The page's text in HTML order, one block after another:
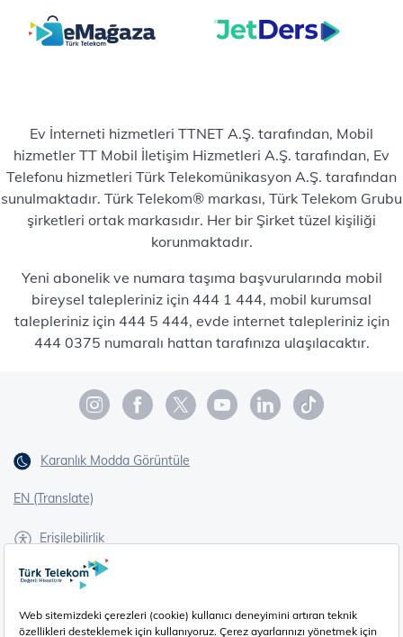
Ev İnterneti hizmetleri TTNET A.Ş. tarafından, Mobil
hizmetler TT Mobil İletişim Hizmetleri A.Ş. tarafından, Ev
Telefonu hizmetleri Türk Telekomünikasyon A.Ş. tarafından
sunulmaktadır. Türk Telekom® markası, Türk Telekom Grubu
şirketleri ortak markasıdır. Her bir Şirket tüzel kişiliği
korunmaktadır.
Yeni abonelik ve numara taşıma başvurularında mobil
bireysel talepleriniz için 444 1 444, mobil kurumsal
talepleriniz için 444 5 444, evde internet talepleriniz için
444 0375 numaralı hattan tarafınıza ulaşılacaktır.
Karanlık Modda Görüntüle
EN (Translate)
Erişilebilirlik
İşaret Dili Çevirisi